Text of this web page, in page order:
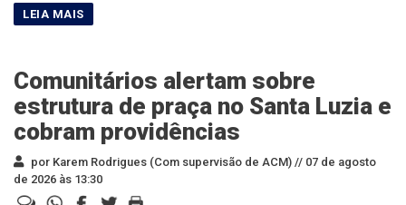
Comunitários alertam sobre
estrutura de praça no Santa Luzia e
cobram providências
por Karem Rodrigues (Com supervisão de ACM) // 07 de agosto
de 2026 às 13:30